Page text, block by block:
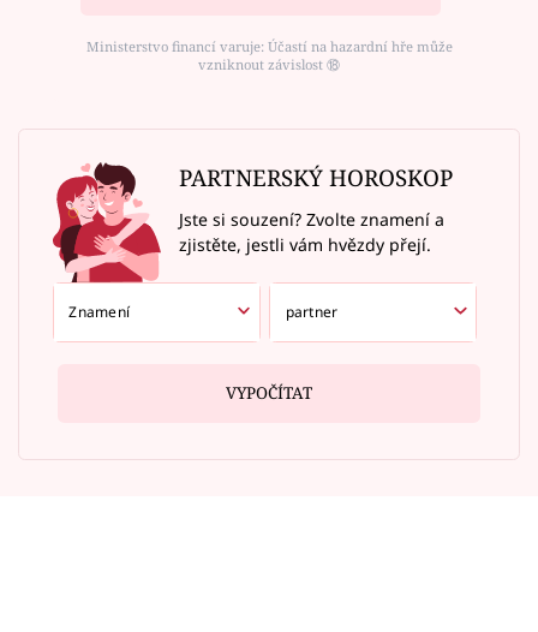
Ministerstvo financí varuje: Účastí na hazardní hře může
vzniknout závislost ⑱
PARTNERSKÝ HOROSKOP
Jste si souzení? Zvolte znamení a
zjistěte, jestli vám hvězdy přejí.
VYPOČÍTAT